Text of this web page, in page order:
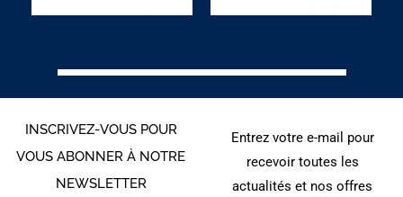
INSCRIVEZ-VOUS POUR
VOUS ABONNER À NOTRE
NEWSLETTER
Entrez votre e-mail pour
recevoir toutes les
actualités et nos offres